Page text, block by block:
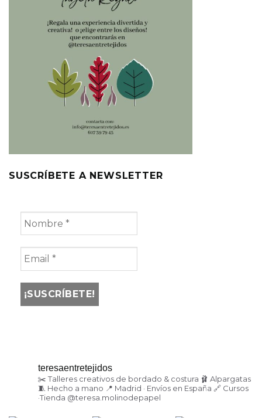
SUSCRÍBETE A NEWSLETTER
teresaentretejidos
✂️ Talleres creativos de bordado & costura 🩰 Alpargatas
🧵 Hecho a mano 📍 Madrid · Envíos en España 🔗 Cursos
·Tienda @teresa.molinodepapel